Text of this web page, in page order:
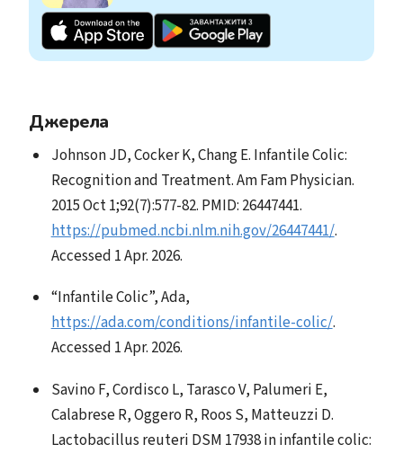
Джерела
Johnson JD, Cocker K, Chang E. Infantile Colic:
Recognition and Treatment. Am Fam Physician.
2015 Oct 1;92(7):577-82. PMID: 26447441.
https://pubmed.ncbi.nlm.nih.gov/26447441/.
Accessed 1 Apr. 2026.
“Infantile Colic”, Ada,
https://ada.com/conditions/infantile-colic/.
Accessed 1 Apr. 2026.
Savino F, Cordisco L, Tarasco V, Palumeri E,
Calabrese R, Oggero R, Roos S, Matteuzzi D.
Lactobacillus reuteri DSM 17938 in infantile colic: